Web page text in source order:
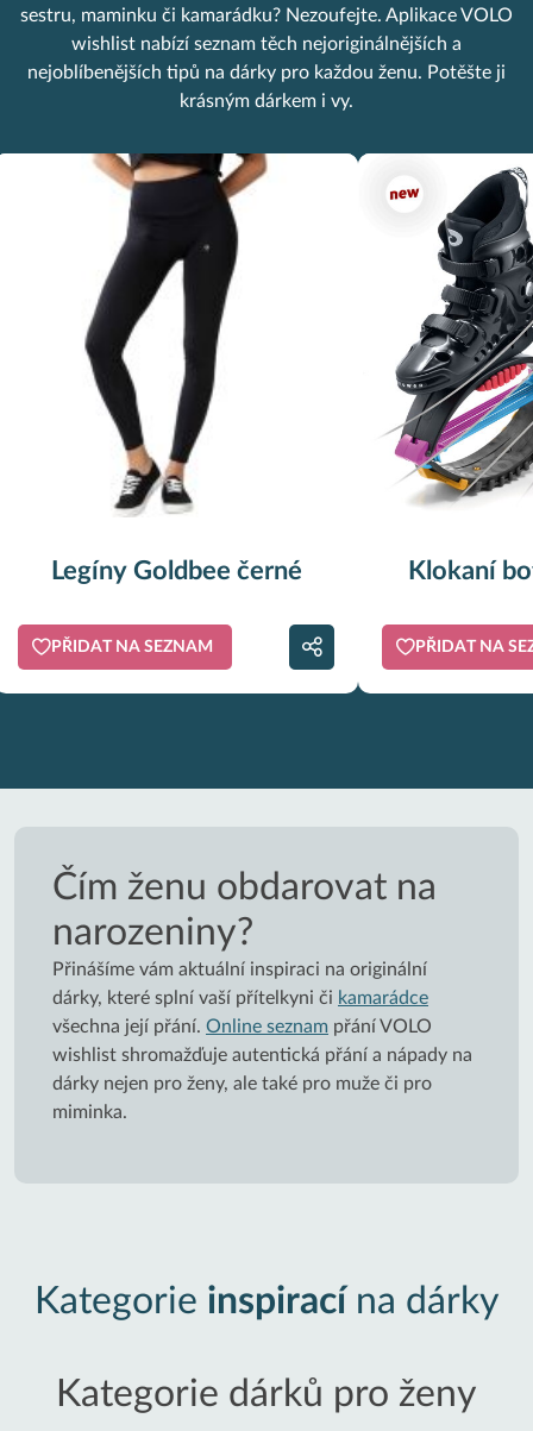
sestru, maminku či kamarádku? Nezoufejte. Aplikace VOLO
wishlist nabízí seznam těch nejoriginálnějších a
nejoblíbenějších tipů na dárky pro každou ženu. Potěšte ji
krásným dárkem i vy.
Legíny Goldbee černé
PŘIDAT NA SEZNAM
Klokaní
PŘIDAT NA
Čím ženu obdarovat na
narozeniny?
Přinášíme vám aktuální inspiraci na originální
dárky, které splní vaší přítelkyni či kamarádce
všechna její přání. Online seznam přání VOLO
wishlist shromažďuje autentická přání a nápady na
dárky nejen pro ženy, ale také pro muže či pro
miminka.
Kategorie inspiracína dárky
Kategorie dárků pro ženy